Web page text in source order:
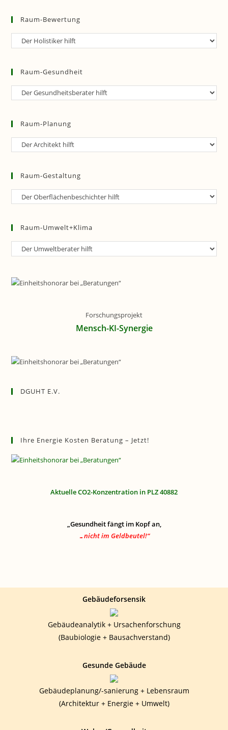
Raum-Bewertung
Raum-
Raum-Gesundheit
Raum-
Raum-Planung
Raum-
Raum-Gestaltung
Raum-
Raum-Umwelt+Klima
Raum-
Forschungsprojekt
Mensch-KI-Synergie
DGUHT E.V.
Ihre Energie Kosten Beratung – Jetzt!
Aktuelle CO2-Konzentration in PLZ 40882
„Gesundheit fängt im Kopf an,
…nicht im Geldbeutel!“
Gebäudeforsensik
Gebäudeanalytik + Ursachenforschung
(Baubiologie + Bausachverstand)
Gesunde Gebäude
Gebäudeplanung/-sanierung + Lebensraum
(Architektur + Energie + Umwelt)